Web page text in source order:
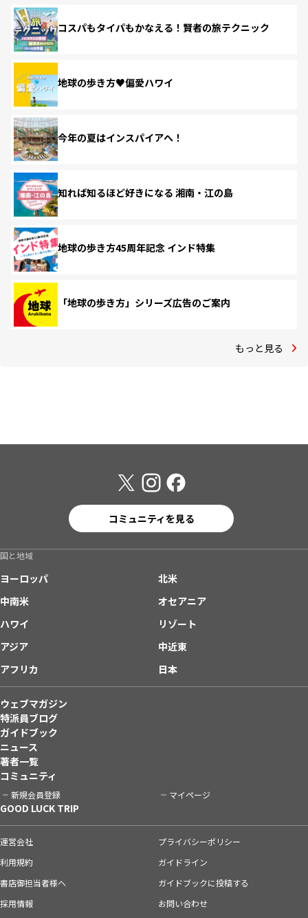
コスパもタイパもかなえる！賢者の旅テクニック
地球の歩き方♥偏愛ハワイ
今年の夏はインスパイアへ！
知れば知るほど好きになる 湘南・江の島
地球の歩き方45周年記念 インド特集
「地球の歩き方」シリーズ広告のご案内
もっと見る
コミュニティを見る
国と地域
ヨーロッパ
北米
中南米
オセアニア
ハワイ
リゾート
アジア
中近東
アフリカ
日本
ウェブマガジン
特派員ブログ
ガイドブック
ニュース
著者一覧
コミュニティ
新規会員登録 マイページ
GOOD LUCK TRIP
運営会社
プライバシーポリシー
利用規約
ガイドライン
書店御担当者様へ
ガイドブックに投稿する
採用情報
お問い合わせ